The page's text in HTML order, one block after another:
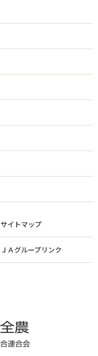
サイトマップ
ＪＡグループリンク